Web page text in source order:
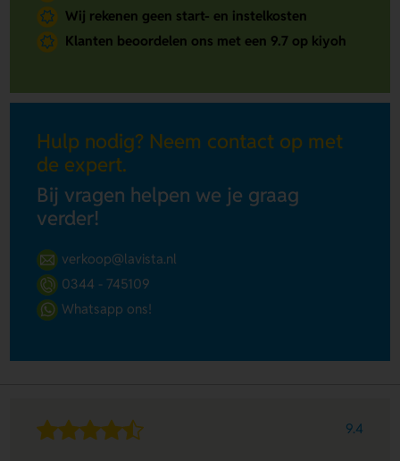
Wij rekenen geen start- en instelkosten
Klanten beoordelen ons met een 9.7 op kiyoh
Hulp nodig? Neem contact op met
de expert.
Bij vragen helpen we je graag
verder!
verkoop@lavista.nl
0344 - 745109
Whatsapp ons!
9.4